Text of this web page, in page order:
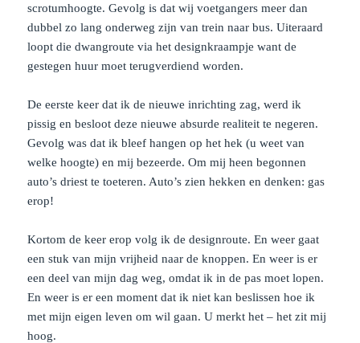
scrotumhoogte. Gevolg is dat wij voetgangers meer dan
dubbel zo lang onderweg zijn van trein naar bus. Uiteraard
loopt die dwangroute via het designkraampje want de
gestegen huur moet terugverdiend worden.
De eerste keer dat ik de nieuwe inrichting zag, werd ik
pissig en besloot deze nieuwe absurde realiteit te negeren.
Gevolg was dat ik bleef hangen op het hek (u weet van
welke hoogte) en mij bezeerde. Om mij heen begonnen
auto’s driest te toeteren. Auto’s zien hekken en denken: gas
erop!
Kortom de keer erop volg ik de designroute. En weer gaat
een stuk van mijn vrijheid naar de knoppen. En weer is er
een deel van mijn dag weg, omdat ik in de pas moet lopen.
En weer is er een moment dat ik niet kan beslissen hoe ik
met mijn eigen leven om wil gaan. U merkt het – het zit mij
hoog.